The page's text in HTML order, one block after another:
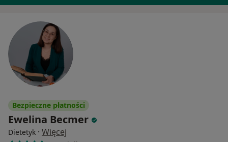
Bezpieczne płatności
Ewelina Becmer
Dietetyk · Więcej